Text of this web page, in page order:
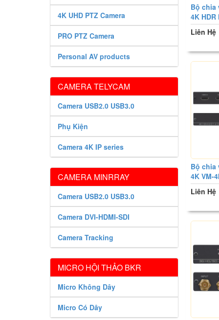
4K UHD PTZ Camera
PRO PTZ Camera
Personal AV products
CAMERA TELYCAM
Camera USB2.0 USB3.0
Phụ Kiện
Camera 4K IP series
CAMERA MINRRAY
Camera USB2.0 USB3.0
Camera DVI-HDMI-SDI
Camera Tracking
MICRO HỘI THẢO BKR
Micro Không Dây
Micro Có Dây
Bộ chia
4K HDR
Liên Hệ
Bộ chia
4K VM-
Liên Hệ